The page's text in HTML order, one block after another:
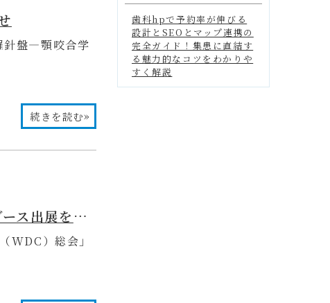
針盤―顎咬合学
続きを読む»
【2026年 Women Dentists Club（WDC）総会】にブース出展をさせていただきました✨
）総会」
歯科hpで予約率が伸びる
設計とSEOとマップ連携の
完全ガイド！集患に直結す
る魅力的なコツをわかりや
すく解説